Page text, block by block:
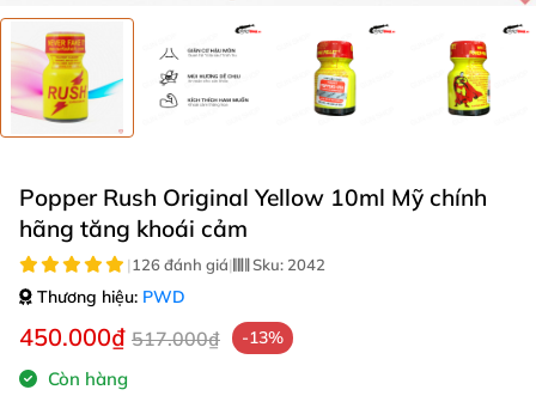
Popper Rush Original Yellow 10ml Mỹ chính
hãng tăng khoái cảm
|126 đánh giá| Sku: 2042
Thương hiệu: PWD
450.000₫ 517.000₫ -13%
Còn hàng